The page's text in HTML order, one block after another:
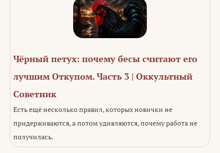
Чёрный петух: почему бесы считают его
лучшим Откупом. Часть 3 | Оккультный
Советник
Есть ещё несколько правил, которых новички не
придерживаются, а потом удивляются, почему работа не
получилась.